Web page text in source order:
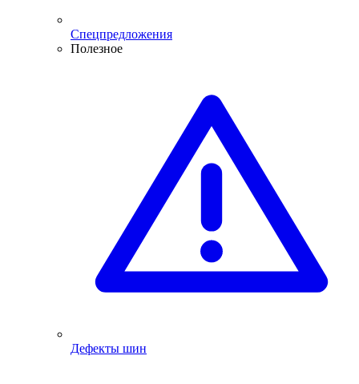
Спецпредложения
Полезное
Дефекты шин